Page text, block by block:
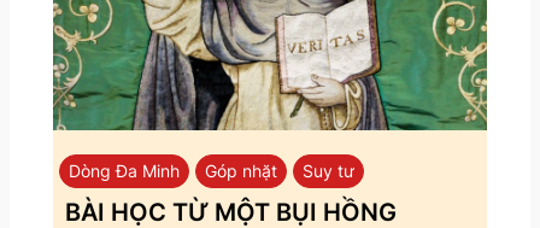
Dòng Đa Minh Góp nhặt Suy tư
BÀI HỌC TỪ MỘT BỤI HỒNG